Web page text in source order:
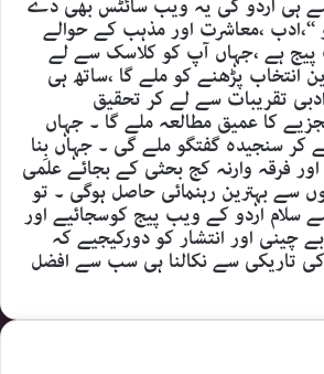
ہی اردو کی یہ ویب سائٹس بھی دے
‘‘،ادب ،معاشرت اور مذہب کے حوالے
ہے ،جہاں آپ کو کلاسک سے لے
انتخاب پڑھنے کو ملے گا ،ساتھ ہی
تقریبات سے لے کر تحقیق
کا عمیق مطالعہ ملے گا ۔ جہاں
کر سنجیدہ گفتگو ملے گی ۔ جہاں بِنا
فرقہ وارنہ کج بحثی کے بجائے علمی
سے بہترین رہنمائی حاصل ہوگی ۔ تو
سلام اردو کے ویب پیج کوسجائیے اور
چینی اور انتشار کو دورکیجیے کہ
تاریکی سے نکالنا ہی سب سے افضل